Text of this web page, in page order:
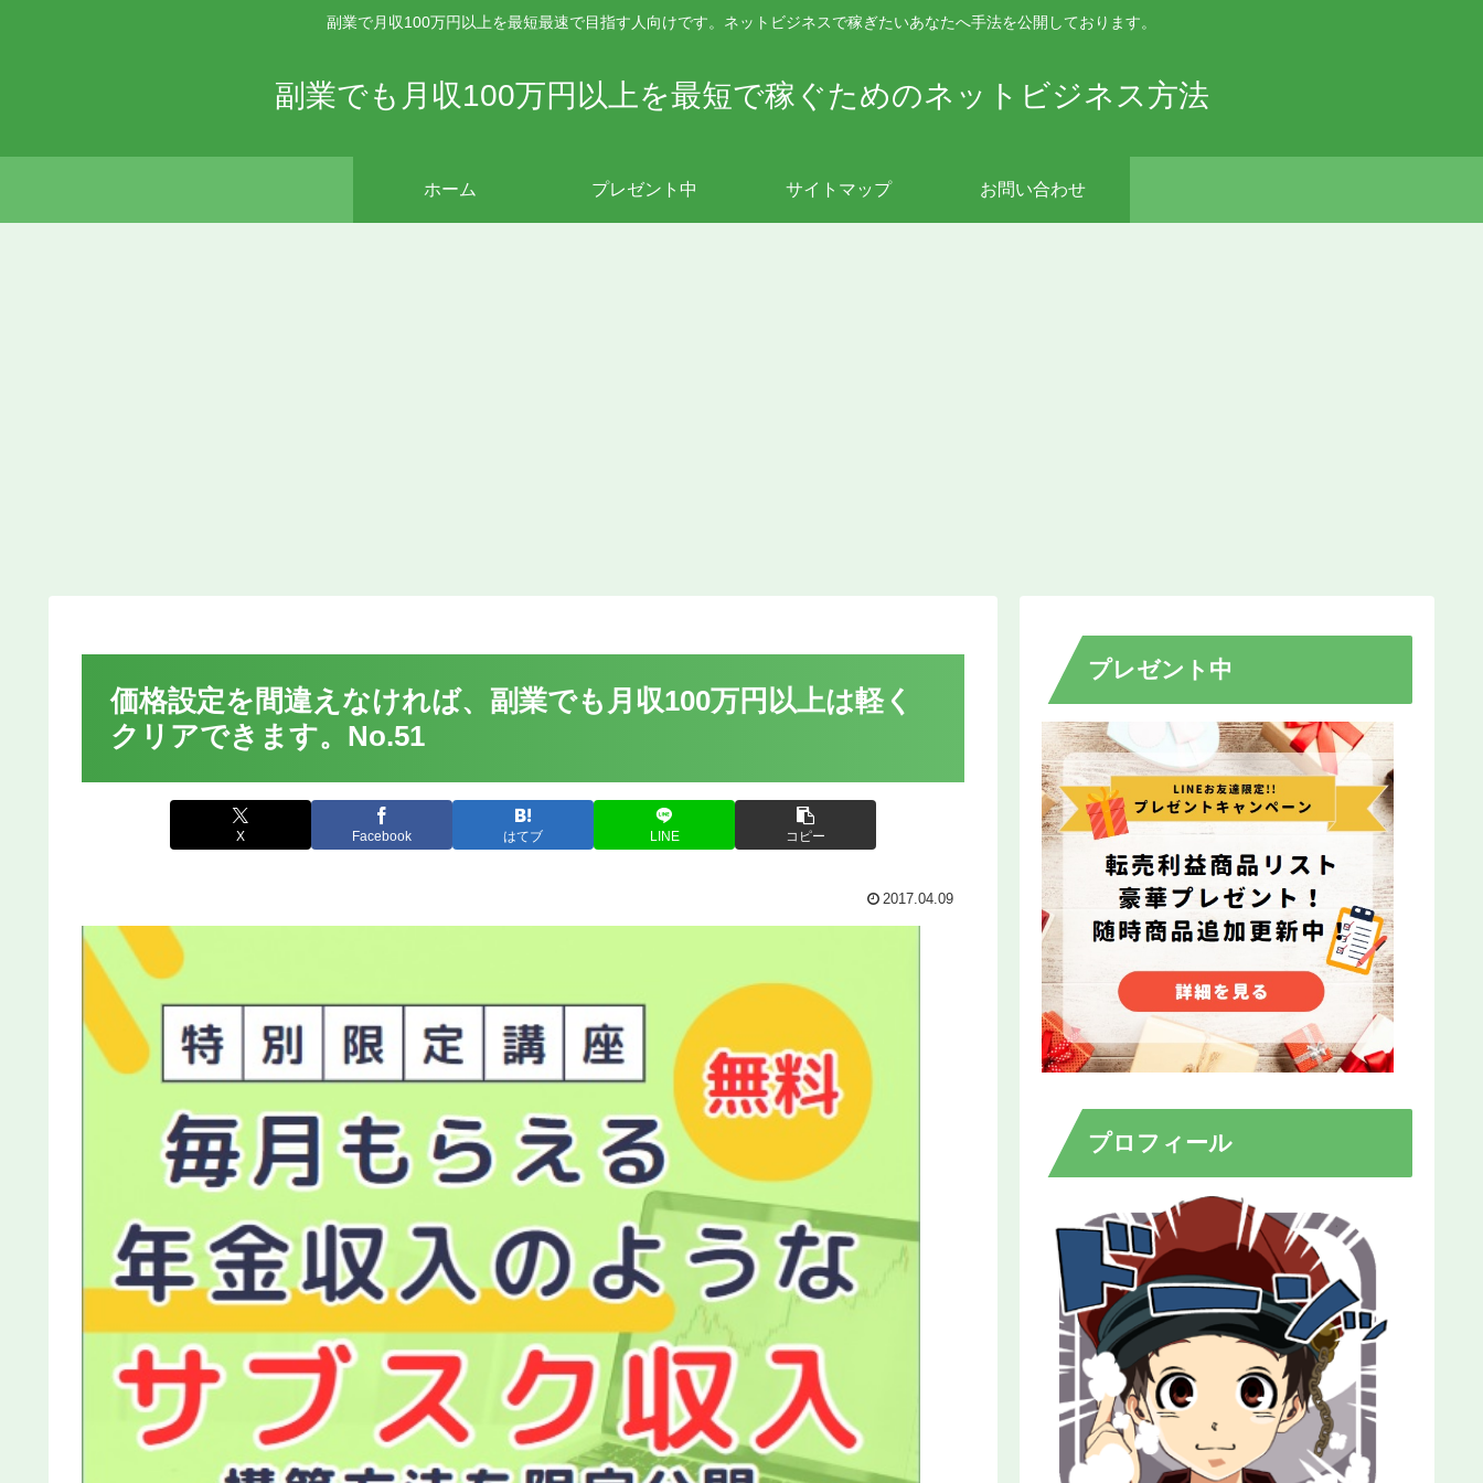
副業で月収100万円以上を最短最速で目指す人向けです。ネットビジネスで稼ぎたいあなたへ手法を公開しております。
副業でも月収100万円以上を最短で稼ぐためのネットビジネス方法
ホーム プレゼント中 サイトマップ お問い合わせ
価格設定を間違えなければ、副業でも月収100万円以上は軽く
クリアできます。No.51
X Facebook はてブ LINE コピー
2017.04.09
プレゼント中
プロフィール